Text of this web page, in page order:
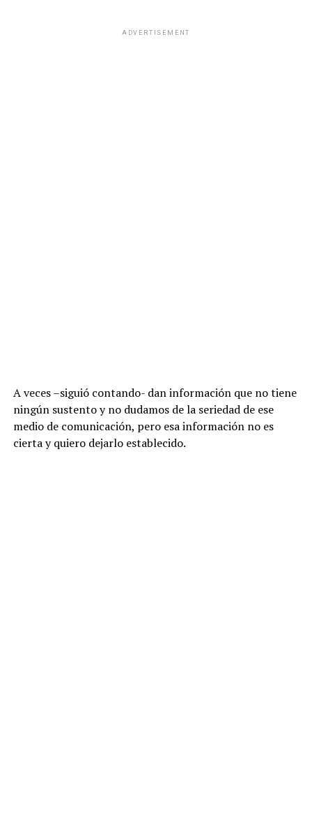
ADVERTISEMENT
A veces –siguió contando- dan información que no tiene
ningún sustento y no dudamos de la seriedad de ese
medio de comunicación, pero esa información no es
cierta y quiero dejarlo establecido.